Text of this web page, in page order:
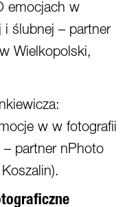
emocjach w
i ślubnej – partner
Wielkopolski,
w w fotografii
partner nPhoto